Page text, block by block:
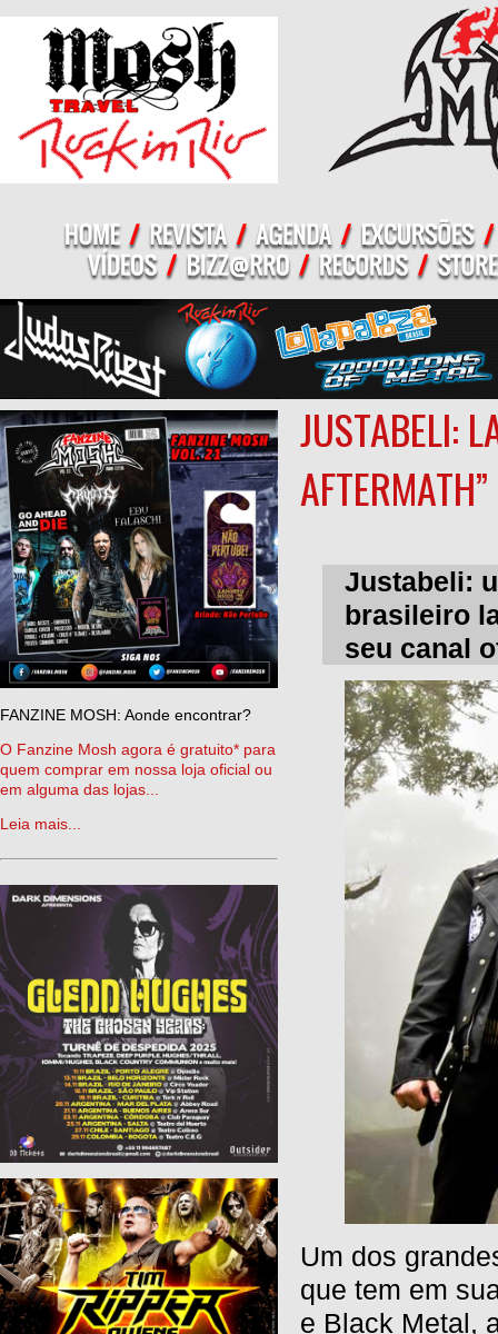
FANZINE MOSH: Aonde encontrar?
O Fanzine Mosh agora é gratuito* para
quem comprar em nossa loja oficial ou
em alguma das lojas...
Leia mais...
JUSTABELI:
AFTERMATH”
Justabeli:
brasileiro
seu canal
Um dos
que tem em
e Black Metal,